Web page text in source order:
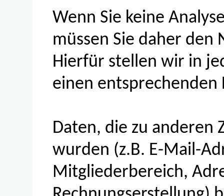
Wenn Sie keine
müssen Sie daher
Hierfür stellen wir in
einen entsprechenden
Daten, die zu anderen
wurden (z.B. E-Mail-
Mitgliederbereich,